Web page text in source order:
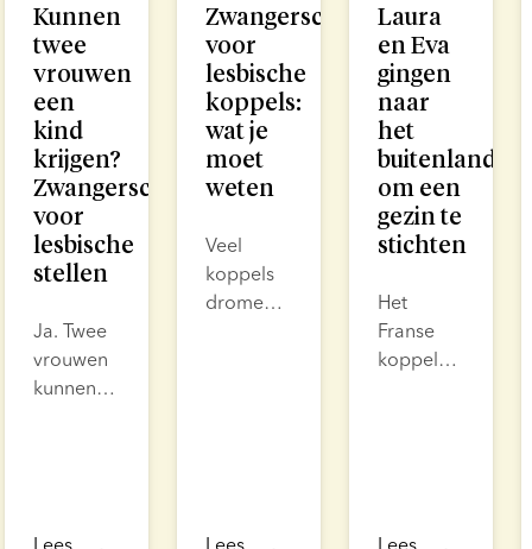
Kunnen
twee
vrouwen
een
kind
krijgen?
Zwangerschapsopties
voor
lesbische
stellen
Ja. Twee
vrouwen
kunnen
Lees
Zwangerschapsopties
voor
lesbische
koppels:
wat je
moet
weten
Veel
koppels
dromen
Lees
Laura
en Eva
gingen
naar
het
buitenland
om een
gezin te
stichten
Het
Franse
koppel
Lees